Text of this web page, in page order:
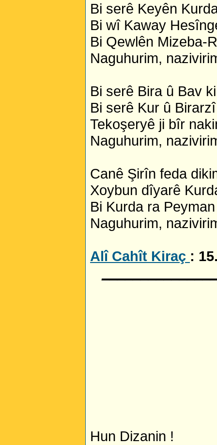
Bi serê Keyên
Bi wî Kaway
Bi Qewlên Mizeba-
Naguhurim,
Bi serê Bira û Bav
Bi serê Kur û
Tekoşeryê ji bîr
Naguhurim,
Canê Şirîn feda
Xoybun dîyarê
Bi Kurda ra
Naguhurim,
Alî Cahît Kiraç :
Hun Dizanin !